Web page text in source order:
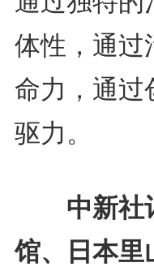
体性，通过
命力，通过
驱力。
中新社
馆、日本里